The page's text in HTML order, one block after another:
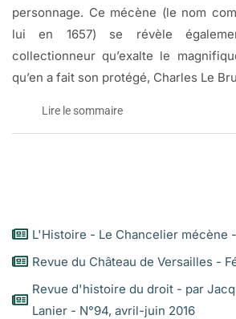
personnage. Ce mécène (le nom
lui en 1657) se révèle
collectionneur qu’exalte le
qu’en a fait son protégé, Charles Le
Lire le sommaire
Chapitre 1 : La famille Séguier
Origines mythiques et réalité
Le grand-père, le président Pierre Ier
L'Histoire - Le Chancelier mécène
Revue du Château de Versailles -
Revue d'histoire du droit - par
Lanier - N°94, avril-juin 2016